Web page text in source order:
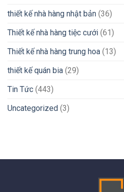
thiết kế nhà hàng nhật bản (36)
Thiết kế nhà hàng tiệc cưới (61)
Thiết kế nhà hàng trung hoa (13)
thiết kế quán bia (29)
Tin Tức (443)
Uncategorized (3)